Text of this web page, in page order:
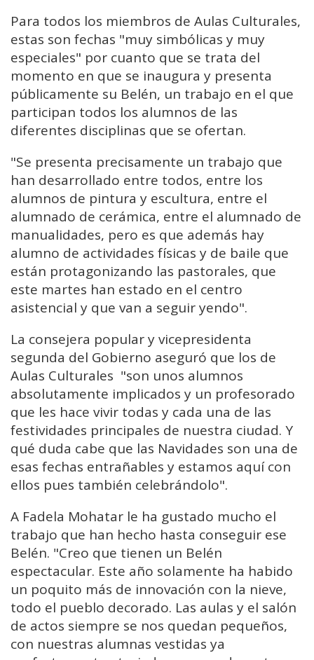
Para todos los miembros de Aulas Culturales,
estas son fechas "muy simbólicas y muy
especiales" por cuanto que se trata del
momento en que se inaugura y presenta
públicamente su Belén, un trabajo en el que
participan todos los alumnos de las
diferentes disciplinas que se ofertan.
"Se presenta precisamente un trabajo que
han desarrollado entre todos, entre los
alumnos de pintura y escultura, entre el
alumnado de cerámica, entre el alumnado de
manualidades, pero es que además hay
alumno de actividades físicas y de baile que
están protagonizando las pastorales, que
este martes han estado en el centro
asistencial y que van a seguiryendo".
La consejera popular y vicepresidenta
segunda del Gobierno aseguró que los de
Aulas Culturales "son unos alumnos
absolutamente implicados y un profesorado
que les hace vivir todas y cada una de las
festividades principales de nuestra ciudad. Y
qué duda cabe que las Navidades son una de
esas fechas entrañables y estamos aquícon
ellos pues también celebrándolo".
A Fadela Mohatar le ha gustado mucho el
trabajo que han hecho hasta conseguir ese
Belén. "Creo que tienen un Belén
espectacular. Este año solamente ha habido
un poquito más de innovación con la nieve,
todo el pueblo decorado. Las aulas y el salón
de actos siempre se nos quedan pequeños,
con nuestras alumnas vestidas ya